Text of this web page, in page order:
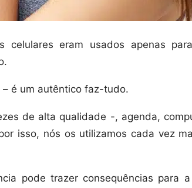
eram usados apenas
é um autêntico faz-tudo.
de alta qualidade -, agenda,
isso, nós os utilizamos cada vez
pode trazer consequências para